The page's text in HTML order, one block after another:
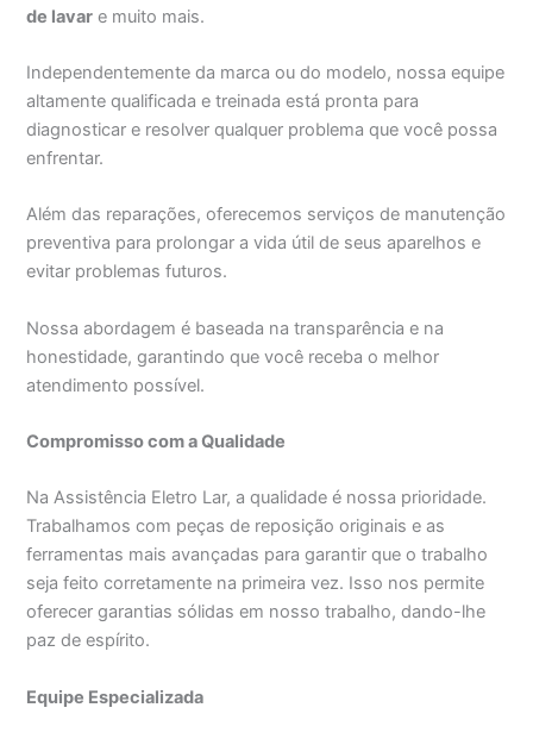
de lavar e muito mais.
Independentemente da marca ou do modelo, nossa equipe
altamente qualificada e treinada está pronta para
diagnosticar e resolver qualquer problema que você possa
enfrentar.
Além das reparações, oferecemos serviços de manutenção
preventiva para prolongar a vida útil de seus aparelhos e
evitar problemas futuros.
Nossa abordagem é baseada na transparência e na
honestidade, garantindo que você receba o melhor
atendimento possível.
Compromisso com a Qualidade
Na Assistência Eletro Lar, a qualidade é nossa prioridade.
Trabalhamos com peças de reposição originais e as
ferramentas mais avançadas para garantir que o trabalho
seja feito corretamente na primeira vez. Isso nos permite
oferecer garantias sólidas em nosso trabalho, dando-lhe
paz de espírito.
Equipe Especializada